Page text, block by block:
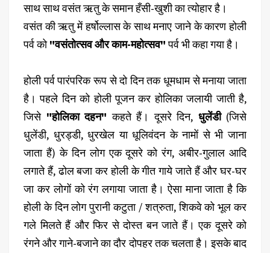
साथ साथ वसंत ऋतु के समान हँसी-खुशी का त्योहार है।
वसंत की ऋतु में हर्षोल्लास के साथ मनाए जाने के कारण होली
पर्व को"वसंतोत्सव और काम-महोत्सव"पर्व भी कहा गया है।
होली पर्व पारंपरिक रूप से दो दिन तक धूमधाम से मनाया जाता
है। पहले दिन को होली पूजन कर होलिका जलायी जाती है,
जिसे "होलिका दहन" कहते हैं। दूसरे दिन, धुलेंडी(जिसे
धुलेंडी, धुरड्डी, धुरखेल या धूलिवंदन के नामों से भी जाना
जाता हैं) के दिन लोग एक दूसरे को रंग, अबीर-गुलाल आदि
लगाते हैं, ढोल बजा कर होली के गीत गाये जाते हैं और घर-घर
जा कर लोगों को रंग लगाया जाता है। ऐसा माना जाता है कि
होली के दिन लोग पुरानी कटुता / शत्रुता, शिकवे को भूल कर
गले मिलते हैं और फिर से दोस्त बन जाते हैं। एक दूसरे को
रंगने और गाने-बजाने का दौर दोपहर तक चलता है। इसके बाद